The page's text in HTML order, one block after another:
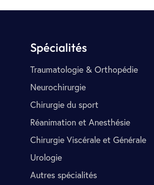
Spécialités
Traumatologie & Orthopédie
Neurochirurgie
Chirurgie du sport
Réanimation et Anesthésie
Chirurgie Viscérale et Générale
Urologie
Autres spécialités